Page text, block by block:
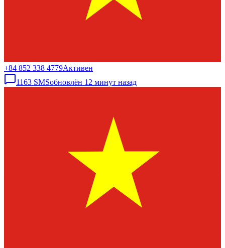
+84 852 338 4779Активен
1163 SMSобновлён 12 минут назад